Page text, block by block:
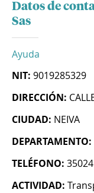
Datos de
Sas
Ayuda
NIT: 9019285329
DIRECCIÓN:
CIUDAD: NEIVA
DEPARTAMENTO:
TELÉFONO:
ACTIVIDAD: